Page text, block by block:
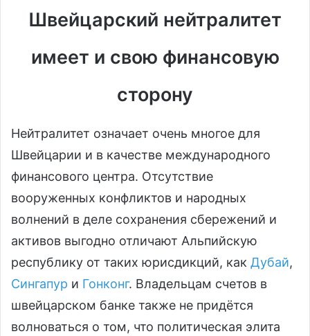
Швейцарский нейтралитет
имеет и свою финансовую
сторону
Нейтралитет означает очень многое для
Швейцарии и в качестве международного
финансового центра. Отсутствие
вооруженных конфликтов и народных
волнений в деле сохранения сбережений и
активов выгодно отличают Альпийскую
республику от таких юрисдикций, как Дубай,
Сингапур и Гонконг. Владельцам счетов в
швейцарском банке также не придётся
волноваться о том, что политическая элита